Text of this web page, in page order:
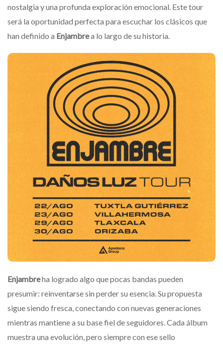
nostalgia y una profunda exploración emocional. Este tour
será la oportunidad perfecta para escuchar los clásicos que
han definido a Enjambrea lo largo de su historia.
Enjambreha logrado algo que pocas bandas pueden
presumir: reinventarse sin perder su esencia. Su propuesta
sigue siendo fresca, conectando con nuevas generaciones
mientras mantiene a su base fiel de seguidores. Cada álbum
muestra una evolución, pero siempre con ese sello